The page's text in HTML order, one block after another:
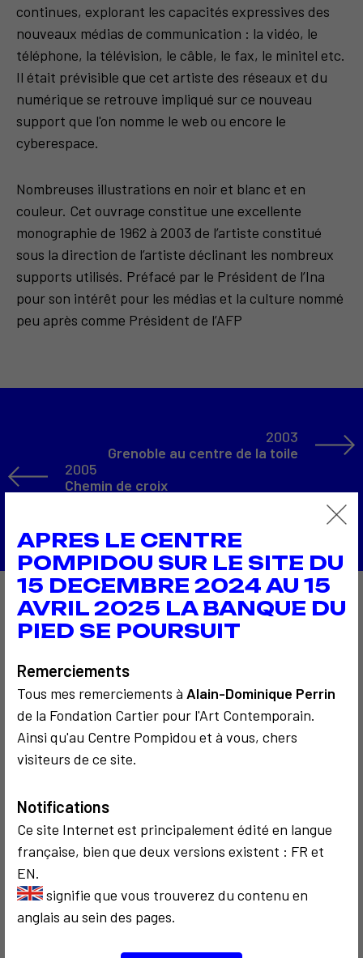
APRES LE CENTRE
POMPIDOU SUR LE SITE DU
15 DECEMBRE 2024 AU 15
AVRIL 2025 LA BANQUE DU
PIED SE POURSUIT
Remerciements
Tous mes remerciements à Alain-Dominique Perrin
de la Fondation Cartier pour l'Art Contemporain.
Ainsi qu'au Centre Pompidou et à vous, chers
visiteurs de ce site.
Notifications
Ce site Internet est principalement édité en langue
française, bien que deux versions existent : FR et
EN.
signifie que vous trouverez du contenu en
anglais au sein des pages.
continues, explorant les capacités expressives des
nouveaux médias de communication : la vidéo, le
téléphone, la télévision, le câble, le fax, le minitel etc.
Il était prévisible que cet artiste des réseaux et du
numérique se retrouve impliqué sur ce nouveau
support que l'on nomme le web ou encore le
cyberespace.
Nombreuses illustrations en noir et blanc et en
couleur. Cet ouvrage constitue une excellente
monographie de 1962 à 2003 de l’artiste constitué
sous la direction de l’artiste déclinant les nombreux
supports utilisés. Préfacé par le Président de l’Ina
pour son intérêt pour les médias et la culture nommé
peu après comme Président de l’AFP
2005
Chemin de croix
2003
Grenoble au centre de la toile
À découvrir aussi…
COMMUNICATION
MoMA Google
Glass
coudre